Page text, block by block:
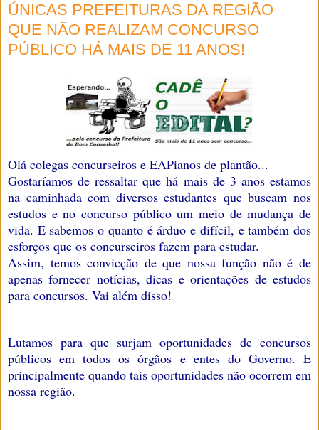
ÚNICAS PREFEITURAS DA REGIÃO
QUE NÃO REALIZAM CONCURSO
PÚBLICO HÁ MAIS DE 11 ANOS!
Olá colegas concurseiros e EAPianos de plantão...
Gostaríamos de ressaltar que há mais de 3 anos estamos
na caminhada com diversos estudantes que buscam nos
estudos e no concurso público um meio de mudança de
vida. E sabemos o quanto é árduo e difícil, e também dos
esforços que os concurseiros fazem para estudar.
Assim, temos convicção de que nossa função não é de
apenas fornecer notícias, dicas e orientações de estudos
para concursos. Vai além disso!
Lutamos para que surjam oportunidades de concursos
públicos em todos os órgãos e entes do Governo. E
principalmente quando tais oportunidades não ocorrem em
nossa região.